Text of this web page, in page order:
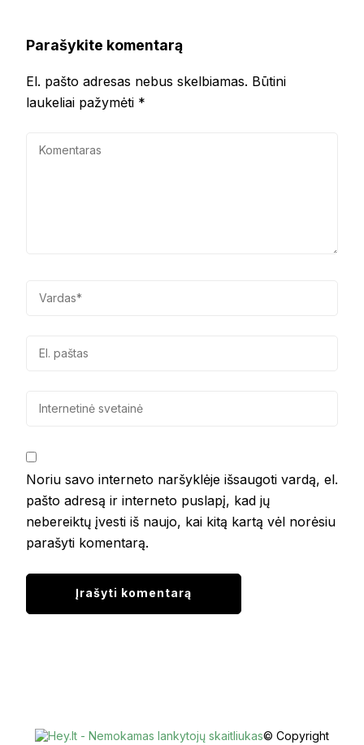
Parašykite komentarą
El. pašto adresas nebus skelbiamas. Būtini
laukeliai pažymėti *
Noriu savo interneto naršyklėje išsaugoti vardą, el.
pašto adresą ir interneto puslapį, kad jų
nebereiktų įvesti iš naujo, kai kitą kartą vėl norėsiu
parašyti komentarą.
© Copyright